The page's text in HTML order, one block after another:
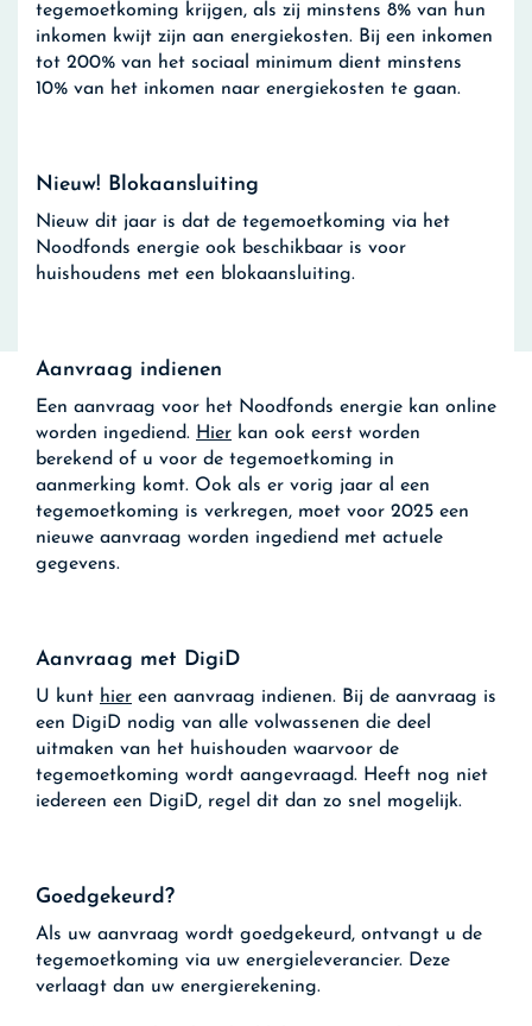
tegemoetkoming krijgen, als zij minstens 8% van hun
inkomen kwijt zijn aan energiekosten. Bij een inkomen
tot 200% van het sociaal minimum dient minstens
10% van het inkomen naar energiekosten te gaan.
Nieuw! Blokaansluiting
Nieuw dit jaar is dat de tegemoetkoming via het
Noodfonds energie ook beschikbaar is voor
huishoudens met een blokaansluiting.
Aanvraag indienen
Een aanvraag voor het Noodfonds energie kan online
worden ingediend. Hier kan ook eerst worden
berekend of u voor de tegemoetkoming in
aanmerking komt. Ook als er vorig jaar al een
tegemoetkoming is verkregen, moet voor 2025 een
nieuwe aanvraag worden ingediend met actuele
gegevens.
Aanvraag met DigiD
U kunt hier een aanvraag indienen. Bij de aanvraag is
een DigiD nodig van alle volwassenen die deel
uitmaken van het huishouden waarvoor de
tegemoetkoming wordt aangevraagd. Heeft nog niet
iedereen een DigiD, regel dit dan zo snel mogelijk.
Goedgekeurd?
Als uw aanvraag wordt goedgekeurd, ontvangt u de
tegemoetkoming via uw energieleverancier. Deze
verlaagt dan uw energierekening.